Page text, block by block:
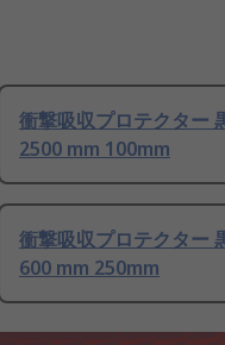
衝撃吸収プロテクター
2500 mm 100mm
衝撃吸収プロテクター
600 mm 250mm